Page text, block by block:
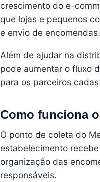
crescimento do e-
que lojas e pequenos
e envio de encomendas.
Além de ajudar na
pode aumentar o fluxo
para os parceiros
Como funciona
O ponto de coleta do
estabelecimento
organização das
responsáveis.